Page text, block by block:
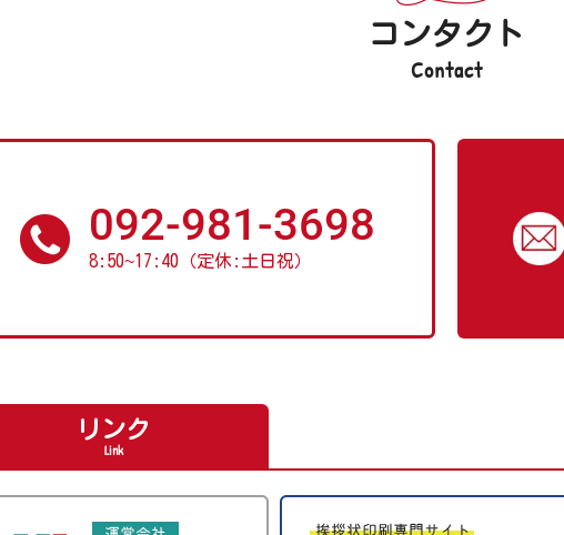
コンタクト
Contact
092-981-3698
8:50~17:40（定休:土日祝）
リンク
Link